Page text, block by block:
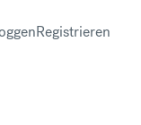
Registrieren